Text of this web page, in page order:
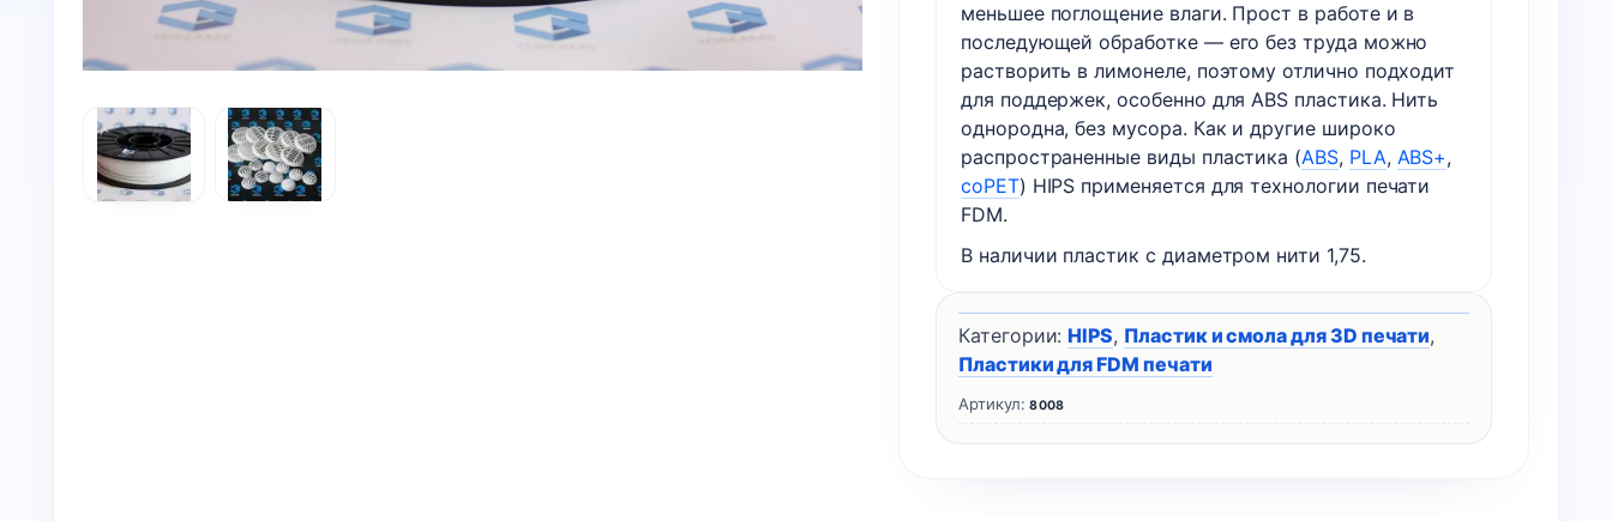
меньшее поглощение влаги. Прост в работе и в
последующей обработке — его без труда можно
растворить в лимонеле, поэтому отлично подходит
для поддержек, особенно для ABS пластика. Нить
однородна, без мусора. Как и другие широко
распространенные виды пластика (ABS, PLA, ABS+,
coPET) HIPS применяется для технологии печати
FDM.
В наличии пластик с диаметром нити 1,75.
Артикул:8008
Категории:HIPS, Пластик и смола для 3D печати,
Пластики для FDM печати